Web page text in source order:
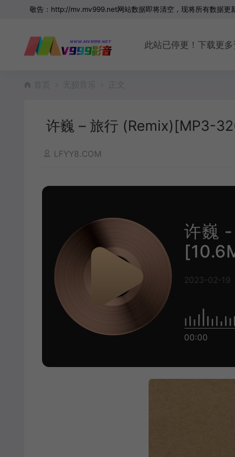
敬告：http://mv.mv999.net网站数据即将清空，现将所有数据更
此站已停更！下载更
许巍 – 旅行 (Remix)[MP3-
LFYY8.COM
许巍
2023-02-19
00:00